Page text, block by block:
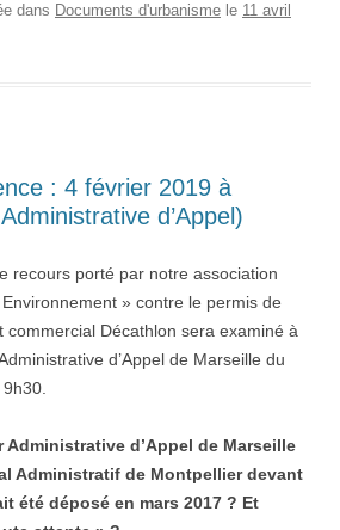
dans Documents d'urbanisme le 11 avril
: 4 février 2019 à
d’Appel)
recours porté par notre association
» contre le permis de
commercial Décathlon sera examiné à
d’Appel de Marseille du
Administrative d’Appel de Marseille
Administratif de Montpellier devant
été déposé en mars 2017 ? Et